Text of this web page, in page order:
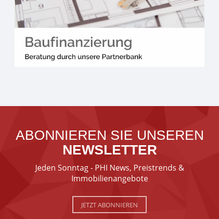
ABONNIEREN SIE UNSEREN
NEWSLETTER
Jeden Sonntag - PHI News, Preistrends &
Immobilienangebote
JETZT ABONNIEREN